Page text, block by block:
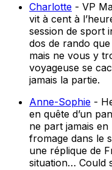
Charlotte - VP
vit à cent à
session de sport
dos de rando
mais ne vous y
voyageuse se
jamais la partie.
Anne-Sophie -
en quête d’un
ne part jamais
fromage dans le
une réplique de
situation… Could